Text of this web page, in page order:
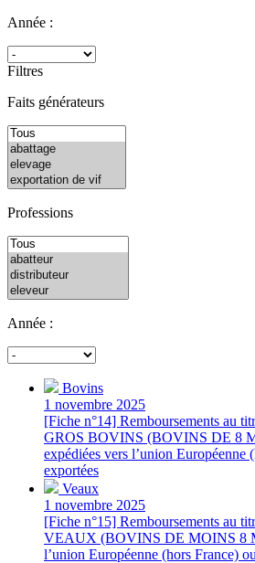
Année :
Filtres
Faits générateurs
Professions
Année :
Bovins
1 novembre 2025
[Fiche n°14] Remboursements au
GROS BOVINS (BOVINS DE 8
expédiées vers l’union Européenne
exportées
Veaux
1 novembre 2025
[Fiche n°15] Remboursements au
VEAUX (BOVINS DE MOINS 8
l’union Européenne (hors France)